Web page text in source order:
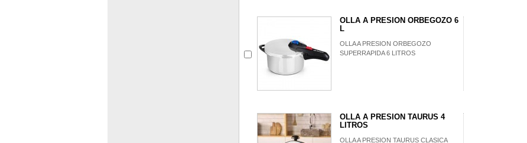
OLLA A PRESION ORBEGOZO 6
L
OLLA A PRESION ORBEGOZO
SUPERRAPIDA 6 LITROS
OLLA A PRESION TAURUS 4
LITROS
OLLA A PRESION TAURUS CLASICA